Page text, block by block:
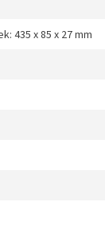
435 x 85 x 27 mm